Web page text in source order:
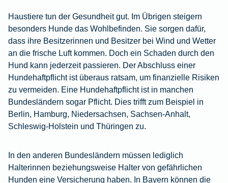
Haustiere tun der Gesundheit gut. Im Übrigen steigern
besonders Hunde das Wohlbefinden. Sie sorgen dafür,
dass ihre Besitzerinnen und Besitzer bei Wind und Wetter
an die frische Luft kommen. Doch ein Schaden durch den
Hund kann jederzeit passieren. Der Abschluss einer
Hundehaftpflicht ist überaus ratsam, um finanzielle Risiken
zu vermeiden. Eine Hundehaftpflicht ist in manchen
Bundesländern sogar Pflicht. Dies trifft zum Beispiel in
Berlin, Hamburg, Niedersachsen, Sachsen-Anhalt,
Schleswig-Holstein und Thüringen zu.
In den anderen Bundesländern müssen lediglich
Halterinnen beziehungsweise Halter von gefährlichen
Hunden eine Versicherung haben. In Bayern können die